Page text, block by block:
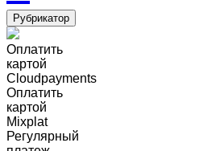
Рубрикатор
Оплатить
картой
Cloudpayments
Оплатить
картой
Mixplat
Регулярный